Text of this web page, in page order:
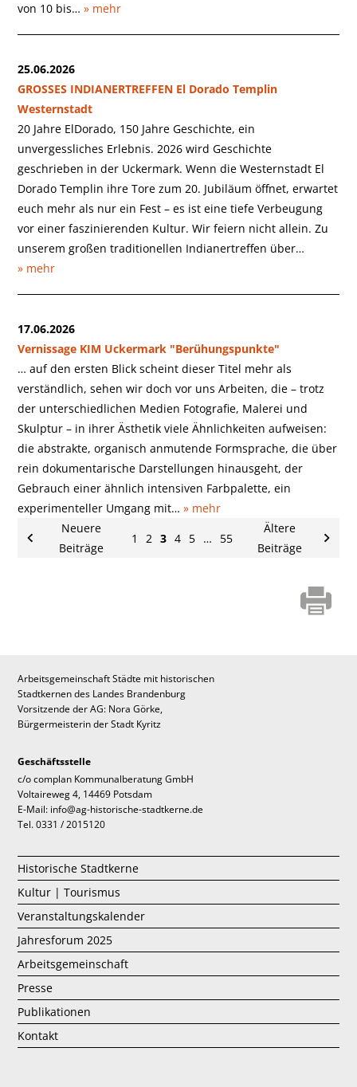
von 10 bis…» mehr
25.06.2026
GROSSES INDIANERTREFFEN El Dorado Templin
Westernstadt
20 Jahre ElDorado, 150 Jahre Geschichte, ein
unvergessliches Erlebnis. 2026 wird Geschichte
geschrieben in der Uckermark. Wenn die Westernstadt El
Dorado Templin ihre Tore zum 20. Jubiläum öffnet, erwartet
euch mehr als nur ein Fest – es ist eine tiefe Verbeugung
vor einer faszinierenden Kultur. Wir feiern nicht allein. Zu
unserem großen traditionellen Indianertreffen über…
» mehr
17.06.2026
Vernissage KIM Uckermark "Berühungspunkte"
… auf den ersten Blick scheint dieser Titel mehr als
verständlich, sehen wir doch vor uns Arbeiten, die – trotz
der unterschiedlichen Medien Fotografie, Malerei und
Skulptur – in ihrer Ästhetik viele Ähnlichkeiten aufweisen:
die abstrakte, organisch anmutende Formsprache, die über
rein dokumentarische Darstellungen hinausgeht, der
Gebrauch einer ähnlich intensiven Farbpalette, ein
experimenteller Umgang mit…» mehr
Neuere
Beiträge
1 2 3 4 5 … 55
Ältere
Beiträge
Arbeitsgemeinschaft Städte mit historischen
Stadtkernen des Landes Brandenburg
Vorsitzende der AG: Nora Görke,
Bürgermeisterin der Stadt Kyritz
Geschäftsstelle
c/o complan Kommunalberatung GmbH
Voltaireweg 4, 14469 Potsdam
E-Mail: info@ag-historische-stadtkerne.de
Tel. 0331 / 2015120
Historische Stadtkerne
Kultur | Tourismus
Veranstaltungskalender
Jahresforum 2025
Arbeitsgemeinschaft
Presse
Publikationen
Kontakt